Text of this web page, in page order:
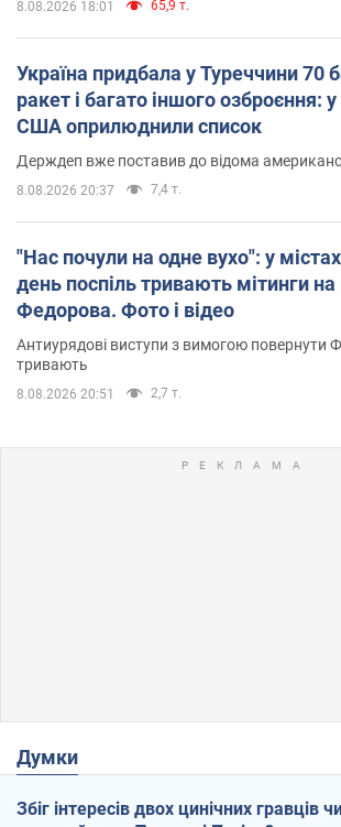
8.08.2026 18:01 65,9 т.
Україна придбала у Туреччини 70
ракет і багато іншого озброєння:
США оприлюднили список
Держдеп вже поставив до відома
8.08.2026 20:37 7,4 т.
"Нас почули на одне вухо": у
день поспіль тривають мітинги
Федорова. Фото і відео
Антиурядові виступи з вимогою повернути
тривають
8.08.2026 20:51 2,7 т.
Думки
Збіг інтересів двох цинічних гравців